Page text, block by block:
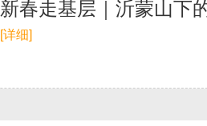
新春走基层｜沂蒙山下
[详细]